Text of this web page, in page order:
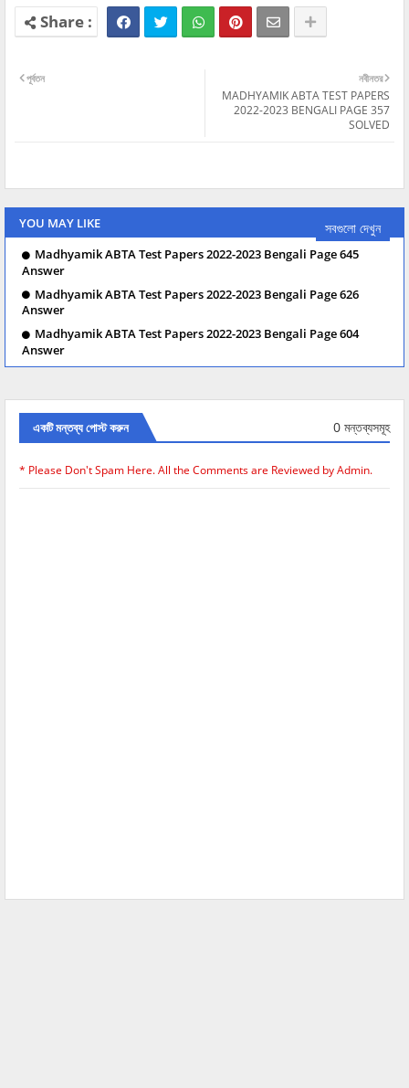
নবীনতর
MADHYAMIK ABTA TEST PAPERS
2022-2023 BENGALI PAGE 357
SOLVED
পূর্বতন
YOU MAY LIKE সবগুলো দেখুন
Madhyamik ABTA Test Papers 2022-2023 Bengali Page 645
Answer
Madhyamik ABTA Test Papers 2022-2023 Bengali Page 626
Answer
Madhyamik ABTA Test Papers 2022-2023 Bengali Page 604
Answer
একটি মন্তব্য পোস্ট করুন 0 মন্তব্যসমূহ
* Please Don't Spam Here. All the Comments are Reviewed by Admin.